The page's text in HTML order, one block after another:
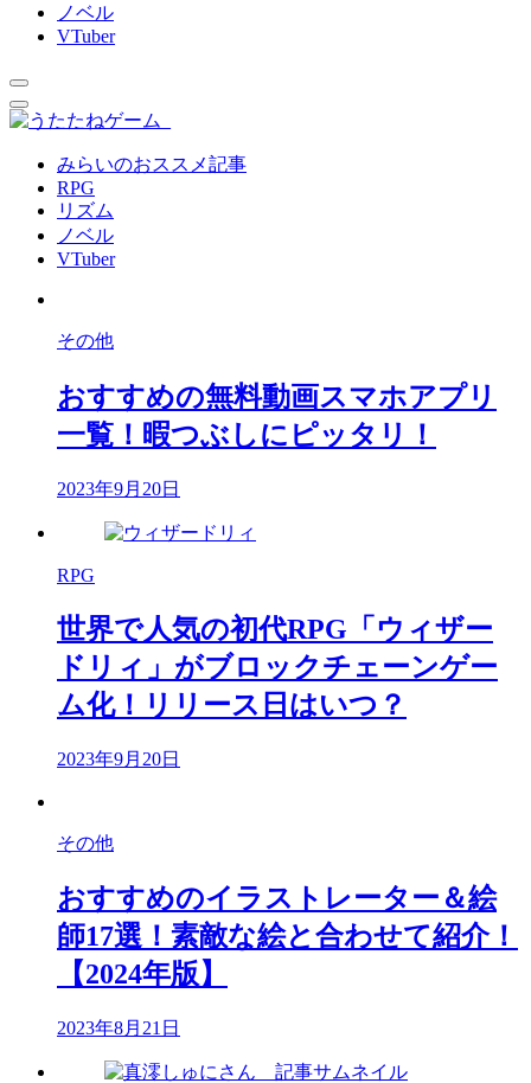
ノベル
VTuber
みらいのおススメ記事
RPG
リズム
ノベル
VTuber
その他
おすすめの無料動画スマホアプリ
一覧！暇つぶしにピッタリ！
2023年9月20日
RPG
世界で人気の初代RPG「ウィザー
ドリィ」がブロックチェーンゲー
ム化！リリース日はいつ？
2023年9月20日
その他
おすすめのイラストレーター＆絵
師17選！素敵な絵と合わせて紹介！
【2024年版】
2023年8月21日